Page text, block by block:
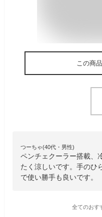
この商
つーちゃ(40代・男性)
ペンチェクーラー搭載、
たく涼しいです。手のひ
で使い勝手も良いです。
全てのおす